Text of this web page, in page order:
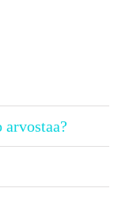
arvostaa?